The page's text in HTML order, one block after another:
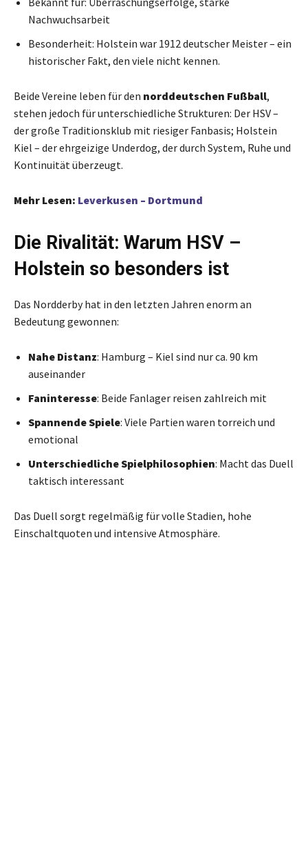
Nachwuchsarbeit
Besonderheit: Holstein war 1912 deutscher Meister – ein
historischer Fakt, den viele nicht kennen.
Beide Vereine leben für den norddeutschen Fußball,
stehen jedoch für unterschiedliche Strukturen: Der HSV –
der große Traditionsklub mit riesiger Fanbasis; Holstein
Kiel – der ehrgeizige Underdog, der durch System, Ruhe und
Kontinuität überzeugt.
Mehr Lesen: Leverkusen – Dortmund
Die Rivalität: Warum HSV –
Holstein so besonders ist
Das Nordderby hat in den letzten Jahren enorm an
Bedeutung gewonnen:
Nahe Distanz: Hamburg – Kiel sind nur ca. 90 km
auseinander
Faninteresse: Beide Fanlager reisen zahlreich mit
Spannende Spiele: Viele Partien waren torreich und
emotional
Unterschiedliche Spielphilosophien: Macht das Duell
taktisch interessant
Das Duell sorgt regelmäßig für volle Stadien, hohe
Einschaltquoten und intensive Atmosphäre.